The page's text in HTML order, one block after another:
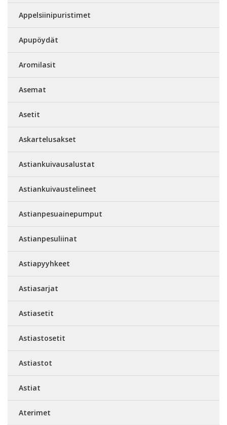
Appelsiinipuristimet
Apupöydät
Aromilasit
Asemat
Asetit
Askartelusakset
Astiankuivausalustat
Astiankuivaustelineet
Astianpesuainepumput
Astianpesuliinat
Astiapyyhkeet
Astiasarjat
Astiasetit
Astiastosetit
Astiastot
Astiat
Aterimet